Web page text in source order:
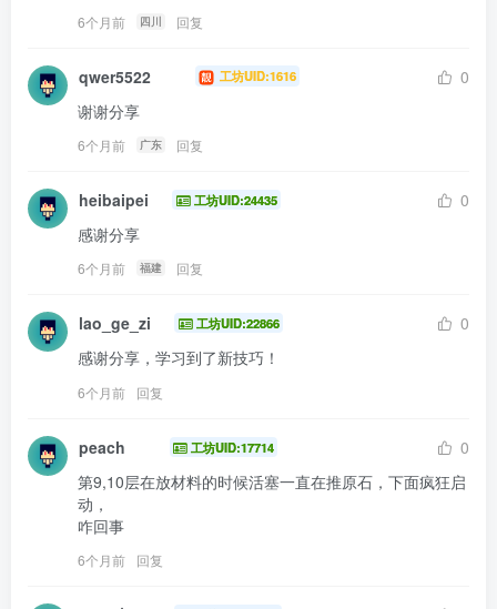
6个月前 四川 回复
qwer5522 工坊UID:1616
0
谢谢分享
6个月前 广东 回复
heibaipei 工坊UID:24435
0
感谢分享
6个月前 福建 回复
lao_ge_zi 工坊UID:22866
0
感谢分享，学习到了新技巧！
6个月前 回复
peach 工坊UID:17714
0
第9,10层在放材料的时候活塞一直在推原石，下面疯狂启
动，
咋回事
6个月前 回复